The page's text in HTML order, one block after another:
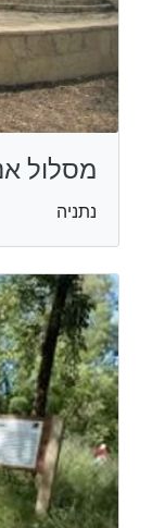
מסלול
נתניה